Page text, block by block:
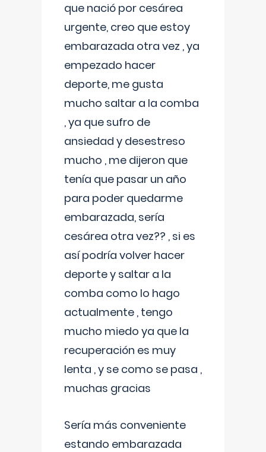
que nació por cesárea
urgente, creo que estoy
embarazada otra vez , ya
empezado hacer
deporte, me gusta
mucho saltar a la comba
, ya que sufro de
ansiedad y desestreso
mucho , me dijeron que
tenía que pasar un año
para poder quedarme
embarazada, sería
cesárea otra vez?? , si es
así podría volver hacer
deporte y saltar a la
comba como lo hago
actualmente , tengo
mucho miedo ya que la
recuperación es muy
lenta , y se como se pasa ,
muchas gracias
Sería más conveniente
estando embarazada